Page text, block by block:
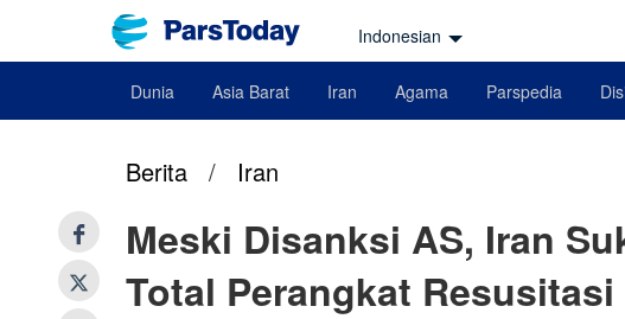
Indonesian
Dunia Asia Barat Iran Agama Parspedia
Berita / Iran
Meski Disanksi AS, Iran
Total Perangkat